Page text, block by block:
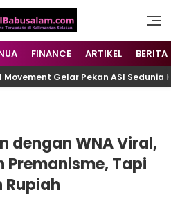
Kalsel,
Nusantara
FINANCE ARTIKEL BERITA
Gelar Pekan ASI Sedunia
dengan WNA Viral,
Premanisme, Tapi
Rupiah